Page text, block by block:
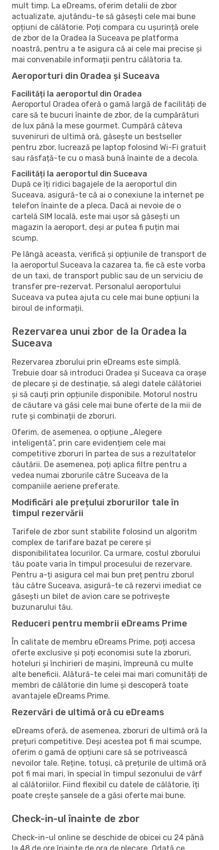
mult timp. La eDreams, oferim detalii de zbor
actualizate, ajutându-te să găsești cele mai bune
opțiuni de călătorie. Poți compara cu ușurință orele
de zbor de la Oradea la Suceava pe platforma
noastră, pentru a te asigura că ai cele mai precise și
mai convenabile informații pentru călătoria ta.
Aeroporturi din Oradea și Suceava
Facilități la aeroportul din Oradea
Aeroportul Oradea oferă o gamă largă de facilități de
care să te bucuri înainte de zbor, de la cumpărături
de lux până la mese gourmet. Cumpără câteva
suveniruri de ultimă oră, găsește un bestseller
pentru zbor, lucrează pe laptop folosind Wi-Fi gratuit
sau răsfață-te cu o masă bună înainte de a decola.
Facilități la aeroportul din Suceava
După ce îți ridici bagajele de la aeroportul din
Suceava, asigură-te că ai o conexiune la internet pe
telefon înainte de a pleca. Dacă ai nevoie de o
cartelă SIM locală, este mai ușor să găsești un
magazin la aeroport, deși ar putea fi puțin mai
scump.
Pe lângă aceasta, verifică și opțiunile de transport de
la aeroportul Suceava la cazarea ta, fie că este vorba
de un taxi, de transport public sau de un serviciu de
transfer pre-rezervat. Personalul aeroportului
Suceava va putea ajuta cu cele mai bune opțiuni la
biroul de informații.
Rezervarea unui zbor de la Oradea la
Suceava
Rezervarea zborului prin eDreams este simplă.
Trebuie doar să introduci Oradea și Suceava ca orașe
de plecare și de destinație, să alegi datele călătoriei
și să cauți prin opțiunile disponibile. Motorul nostru
de căutare va găsi cele mai bune oferte de la mii de
rute și combinații de zboruri.
Oferim, de asemenea, o opțiune „Alegere
inteligentă”, prin care evidențiem cele mai
competitive zboruri în partea de sus a rezultatelor
căutării. De asemenea, poți aplica filtre pentru a
vedea numai zborurile către Suceava de la
companiile aeriene preferate.
Modificări ale prețului zborurilor tale în
timpul rezervării
Tarifele de zbor sunt stabilite folosind un algoritm
complex de tarifare bazat pe cerere și
disponibilitatea locurilor. Ca urmare, costul zborului
tău poate varia în timpul procesului de rezervare.
Pentru a-ți asigura cel mai bun preț pentru zborul
tău către Suceava, asigură-te că rezervi imediat ce
găsești un bilet de avion care se potrivește
buzunarului tău.
Reduceri pentru membrii eDreams Prime
În calitate de membru eDreams Prime, poți accesa
oferte exclusive și poți economisi sute la zboruri,
hoteluri și închirieri de mașini, împreună cu multe
alte beneficii. Alătură-te celei mai mari comunități de
membri de călătorie din lume și descoperă toate
avantajele eDreams Prime.
Rezervări de ultimă oră cu eDreams
eDreams oferă, de asemenea, zboruri de ultimă oră la
prețuri competitive. Deși acestea pot fi mai scumpe,
oferim o gamă de opțiuni care să se potrivească
nevoilor tale. Reține, totuși, că prețurile de ultimă oră
pot fi mai mari, în special în timpul sezonului de vârf
al călătoriilor. Fiind flexibil cu datele de călătorie, îți
poate crește șansele de a găsi oferte mai bune.
Check-in-ul înainte de zbor
Check-in-ul online se deschide de obicei cu 24 până